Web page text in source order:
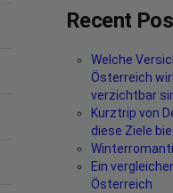
Recent
Welche
Österreich
verzichtbar
Kurztrip von
diese Ziele
Ein
Österreich